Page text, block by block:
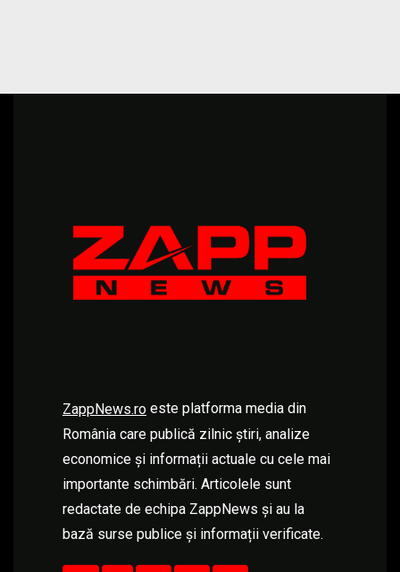
ZappNews.ro este platforma media din
România care publică zilnic știri, analize
economice și informații actuale cu cele mai
importante schimbări. Articolele sunt
redactate de echipa ZappNews și au la
bază surse publice și informații verificate.